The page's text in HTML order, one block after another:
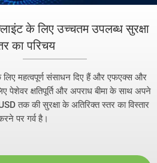
के लिए उच्चतम उपलब्ध सुरक्षा
का परिचय
लिए महत्वपूर्ण संसाधन दिए हैं और एफएक्स और
पेशेवर क्षतिपूर्ति और अपराध बीमा के साथ अपने
तक की सुरक्षा के अतिरिक्त स्तर का विस्तार
पर गर्व है।